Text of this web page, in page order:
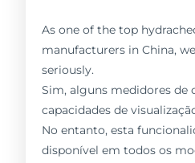
As one of the top
manufacturers in China,
seriously.
Sim, alguns medidores de
capacidades de
No entanto, esta
disponível em todos os